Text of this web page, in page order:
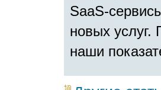
SaaS-
новых услуг.
наши